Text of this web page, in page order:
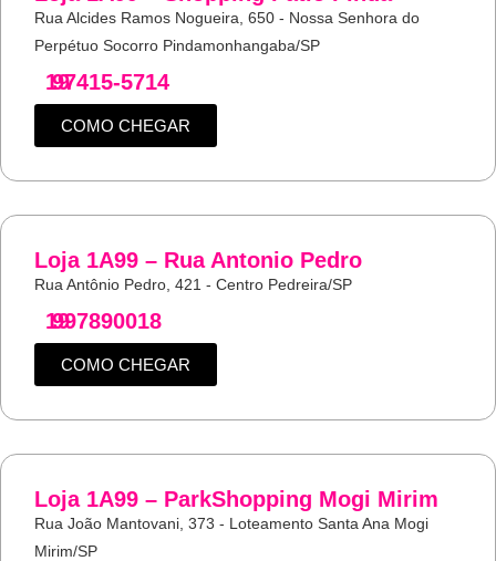
Rua Alcides Ramos Nogueira, 650 - Nossa Senhora do
Perpétuo Socorro Pindamonhangaba/SP
19
97415-5714
COMO CHEGAR
Loja 1A99 – Rua Antonio Pedro
Rua Antônio Pedro, 421 - Centro Pedreira/SP
19
997890018
COMO CHEGAR
Loja 1A99 – ParkShopping Mogi Mirim
Rua João Mantovani, 373 - Loteamento Santa Ana Mogi
Mirim/SP